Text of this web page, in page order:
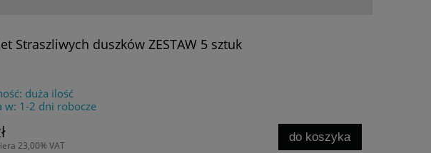
Straszliwych duszków ZESTAW 5 sztuk
duża ilość
w: 1-2 dni robocze
23,00% VAT
do koszyka